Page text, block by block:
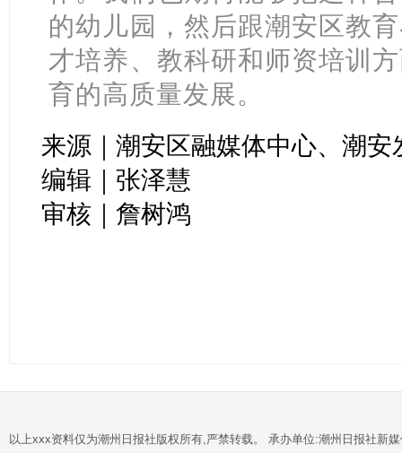
的幼儿园，然后跟潮安区教
才培养、教科研和师资培训
育的高质量发展。
来源｜潮安区融媒体中心、潮安
编辑｜张泽慧
审核｜詹树鸿
以上xxx资料仅为潮州日报社版权所有,严禁转载。 承办单位:潮州日报社新